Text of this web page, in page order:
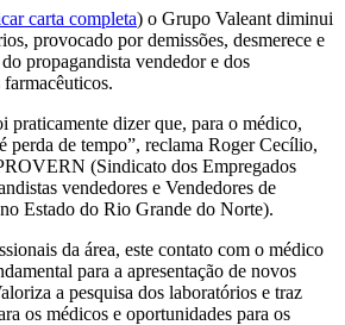
carta completa) o Grupo Valeant diminui
provocado por demissões, desmerece e
propagandista vendedor e dos
praticamente dizer que, para o médico,
perda de tempo”, reclama Roger Cecílio,
(Sindicato dos Empregados
vendedores e Vendedores de
Estado do Rio Grande do Norte).
da área, este contato com o médico
para a apresentação de novos
a pesquisa dos laboratórios e traz
os médicos e oportunidades para os